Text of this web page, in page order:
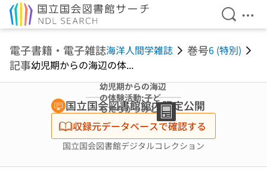
検索を
メ
電子書籍・電子雑誌海洋人間学雑誌 巻号6 (特別)
記事幼児期からの海辺の体...
幼児期からの海辺
の体験活動:子ど
もたちがうみとと
もだちになれます
ように : 日本海洋
人間学会第6回大
会 大会シンポジ
ウム 特別号 : シン
国立国会図書館館内限定公開
収録元データベースで確認する
国立国会図書館デジタルコレクション